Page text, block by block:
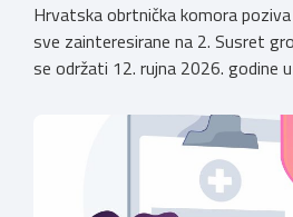
Hrvatska obrtnička komora
sve zainteresirane na 2. Susret
se održati 12. rujna 2026. godine
(Gastro Globus) na Zagrebačkom
očekuje bogat stručni program s
renomiranih domaćih i
programa održat će se i panel
groomera: od edukacije […]